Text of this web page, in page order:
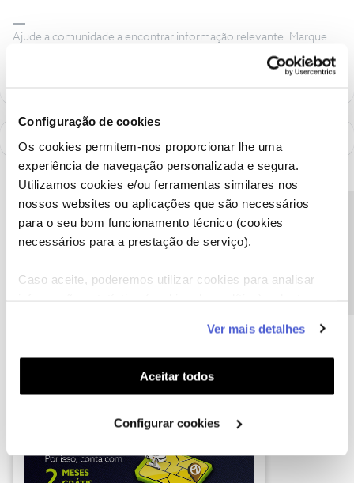
Configuração de cookies
Os cookies permitem-nos proporcionar lhe uma
experiência de navegação personalizada e segura.
Utilizamos cookies e/ou ferramentas similares nos
nossos websites ou aplicações que são necessários
para o seu bom funcionamento técnico (cookies
necessários para a prestação de serviço).
Caso aceite, poderemos utilizar cookies para analisar
funcionalidades (cookies de personalização e
funcionalidade) e adaptar anúncios aos seus interesses
(cookies de publicidade personalizada). Pode gerir a
utilização dos cookies clicando em "Configurar
Ver mais detalhes
Aceitar todos
Configurar cookies
Ajude a comunidade a encontrar informação relevante. Marque
como "Melhor Resposta" e faça "Like" nos melhores comentários.